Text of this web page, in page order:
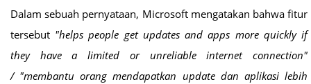
Dalam sebuah pernyataan, Microsoft mengatakan bahwa fitur
tersebut "helps people get updates and apps more quickly if
they have a limited or unreliable internet connection"
/ "membantu orang mendapatkan update dan aplikasi lebih